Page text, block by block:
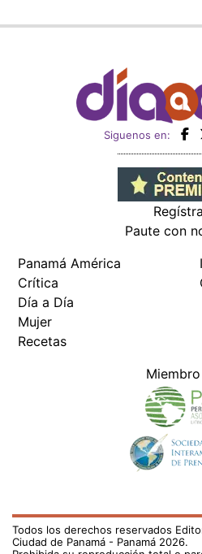
Siguenos en:
Paute con
Panamá América
Crítica
Día a Día
Mujer
Recetas
Todos los derechos reservados
Ciudad de Panamá - Panamá 2026.